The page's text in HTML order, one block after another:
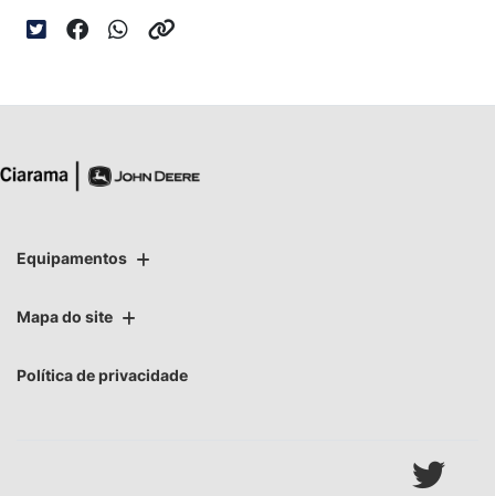
Equipamentos
Mapa do site
Política de privacidade